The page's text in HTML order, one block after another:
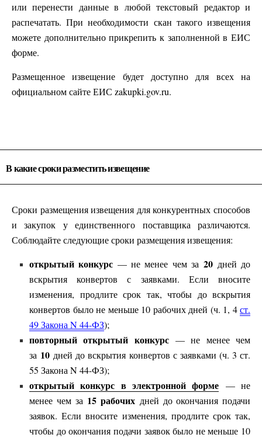
или перенести данные в любой текстовый редактор и
распечатать. При необходимости скан такого извещения
можете дополнительно прикрепить к заполненной в ЕИС
форме.
Размещенное извещение будет доступно для всех на
официальном сайте ЕИС zakupki.gov.ru.
В какие сроки разместить извещение
Сроки размещения извещения для конкурентных способов
и закупок у единственного поставщика различаются.
Соблюдайте следующие сроки размещения извещения:
открытый конкурс — не менее чем за 20дней до
вскрытия конвертов с заявками. Если вносите
изменения, продлите срок так, чтобы до вскрытия
конвертов было не меньше 10 рабочих дней (ч. 1, 4ст.
49 Закона N 44-ФЗ);
повторный открытый конкурс— не менее чем
за 10 дней до вскрытия конвертов с заявками (ч. 3 ст.
55 Закона N 44-ФЗ);
открытый конкурс в электронной форме — не
менее чем за 15 рабочих дней до окончания подачи
заявок. Если вносите изменения, продлите срок так,
чтобы до окончания подачи заявок было не меньше 10